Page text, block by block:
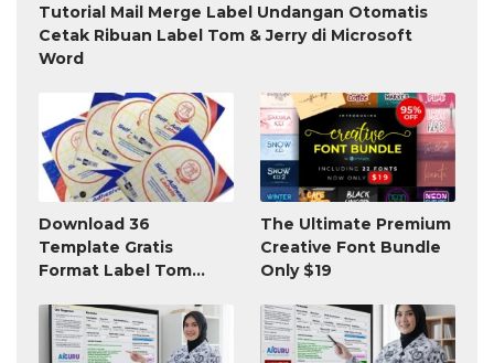
Tutorial Mail Merge Label Undangan Otomatis
Cetak Ribuan Label Tom & Jerry di Microsoft
Word
Download 36
Template Gratis
Format Label Tom
Word
The Ultimate Premium
Creative Font Bundle
Only $19